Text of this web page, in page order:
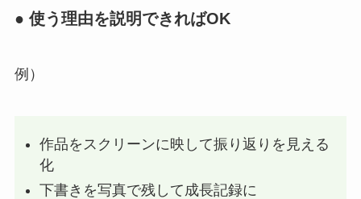
● 使う理由を説明できればOK
例）
作品をスクリーンに映して振り返りを見える
化
下書きを写真で残して成長記録に